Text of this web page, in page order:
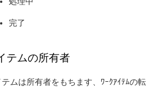
完了
テムの所有者
テムは所有者をもちます、ﾜｰｸｱｲﾃﾑの